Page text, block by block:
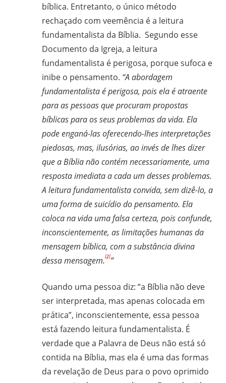
bíblica. Entretanto, o único método
rechaçado com veemência é a leitura
fundamentalista da Bíblia. Segundo esse
Documento da Igreja, a leitura
fundamentalista é perigosa, porque sufoca e
inibe o pensamento. “A abordagem
fundamentalista é perigosa, pois ela é atraente
para as pessoas que procuram propostas
bíblicas para os seus problemas da vida. Ela
pode enganá-las oferecendo-lhes interpretações
piedosas, mas, ilusórias, ao invés de lhes dizer
que a Bíblia não contém necessariamente, uma
resposta imediata a cada um desses problemas.
A leitura fundamentalista convida, sem dizê-lo, a
uma forma de suicídio do pensamento. Ela
coloca na vida uma falsa certeza, pois confunde,
inconscientemente, as limitações humanas da
mensagem bíblica, com a substância divina
dessa mensagem.[2]”
Quando uma pessoa diz: “a Bíblia não deve
ser interpretada, mas apenas colocada em
prática”, inconscientemente, essa pessoa
está fazendo leitura fundamentalista. É
verdade que a Palavra de Deus não está só
contida na Bíblia, mas ela é uma das formas
da revelação de Deus para o povo oprimido